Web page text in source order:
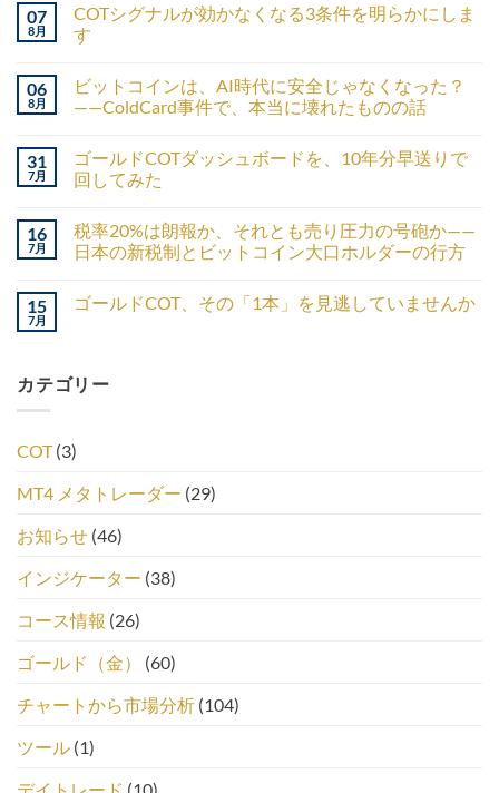
07
8月
COTシグナルが効かなくなる3条件を明らかにしま
す
06
8月
ビットコインは、AI時代に安全じゃなくなった？
——ColdCard事件で、本当に壊れたものの話
31
7月
ゴールドCOTダッシュボードを、10年分早送りで
回してみた
16
7月
税率20%は朗報か、それとも売り圧力の号砲か——
日本の新税制とビットコイン大口ホルダーの行方
15
7月
ゴールドCOT、その「1本」を見逃していませんか
カテゴリー
COT(3)
MT4 メタトレーダー (29)
お知らせ (46)
インジケーター (38)
コース情報 (26)
ゴールド（金）
(60)
チャートから市場分析 (104)
ツール (1)